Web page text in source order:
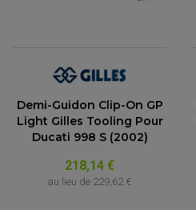
Demi-Guidon Clip-On GP
Light Gilles Tooling Pour
Ducati 998 S (2002)
218,14 €
au lieu de 229,62 €